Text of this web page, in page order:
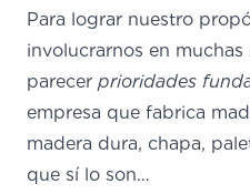
Para lograr nuestro
involucrarnos en
parecer prioridades
empresa que fabrica
madera dura, chapa,
que sí lo son…